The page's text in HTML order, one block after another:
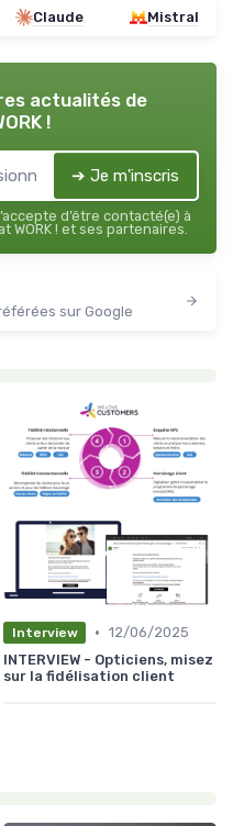
Claude Mistral
actualités de
!
➔ Je m'inscris
d’être contacté(e) à
WORK ! et ses partenaires.
sur Google
Interview • 12/06/2025
INTERVIEW - Opticiens, misez
sur la fidélisation client